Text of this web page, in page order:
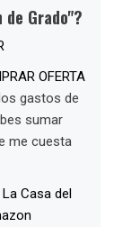
de Grado"?
OFERTA
gastos de
sumar
me cuesta
La Casa del